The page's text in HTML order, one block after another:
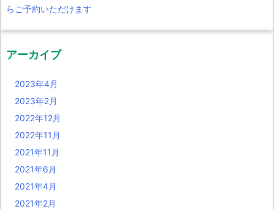
らご予約いただけます
アーカイブ
2023年4月
2023年2月
2022年12月
2022年11月
2021年11月
2021年6月
2021年4月
2021年2月